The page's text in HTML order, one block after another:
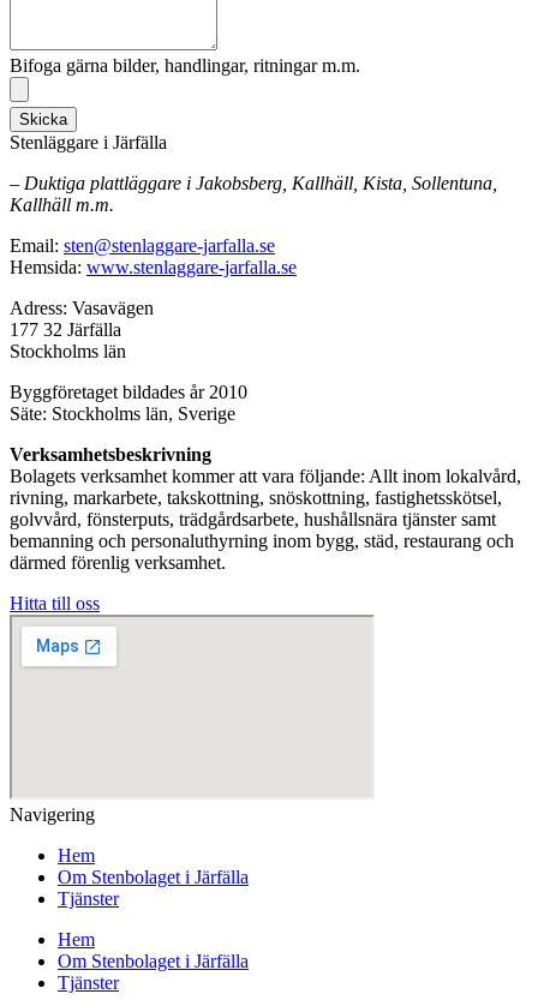
Bifoga gärna bilder, handlingar, ritningar m.m.
Skicka
Stenläggare i Järfälla
– Duktiga plattläggare i Jakobsberg, Kallhäll, Kista, Sollentuna,
Kallhäll m.m.
Email: sten@stenlaggare-jarfalla.se
Hemsida: www.stenlaggare-jarfalla.se
Adress: Vasavägen
177 32 Järfälla
Stockholms län
Byggföretaget bildades år 2010
Säte: Stockholms län, Sverige
Verksamhetsbeskrivning
Bolagets verksamhet kommer att vara följande: Allt inom lokalvård,
rivning, markarbete, takskottning, snöskottning, fastighetsskötsel,
golvvård, fönsterputs, trädgårdsarbete, hushållsnära tjänster samt
bemanning och personaluthyrning inom bygg, städ, restaurang och
därmed förenlig verksamhet.
Hitta till oss
Navigering
Hem
Om Stenbolaget i Järfälla
Tjänster
Hem
Om Stenbolaget i Järfälla
Tjänster